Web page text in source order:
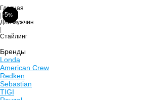
Главная
Для мужчин
Стайлинг
Бренды
Londa
American Crew
Redken
Sebastian
TIGI
-10%
-5%
-5%
-5%
-6%
-5%